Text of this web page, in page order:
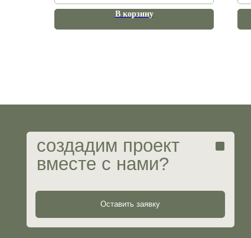
В корзину
ИП Мирзабаева Ольга Сергеевна
ИНН 482417261804